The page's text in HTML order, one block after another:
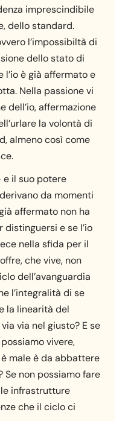
imprescindibile
dello standard.
l’impossibiltà di
dello stato di
l’io è già affermato e
Nella passione vi
dell’io, affermazione
la volontà di
almeno così come
e il suo potere
da momenti
affermato non ha
e se l’io
nella sfida per il
che vive, non
dell’avanguardia
l’integralità di se
la linearità del
via nel giusto? E se
vivere,
male è da abbattere
Se non possiamo fare
infrastrutture
che il ciclo ci